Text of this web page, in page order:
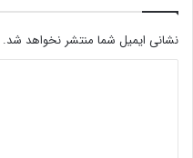
نشانی ایمیل شما منتشر نخواهد شد.